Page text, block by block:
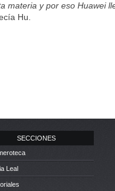
materia y por eso Huawei
Hu.
SECCIONES
Leal